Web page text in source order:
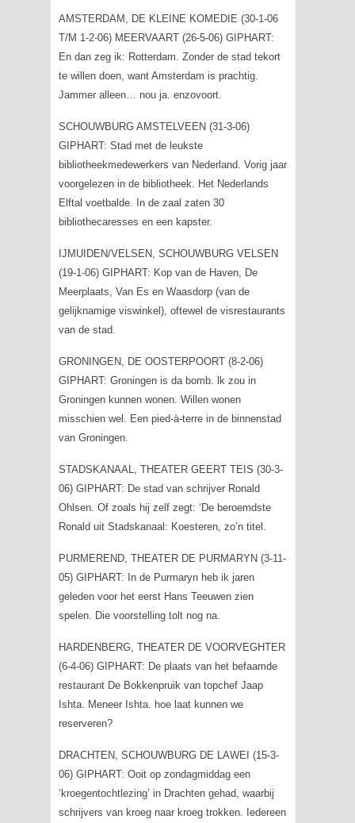
AMSTERDAM, DE KLEINE KOMEDIE (30-1-06
T/M 1-2-06) MEERVAART (26-5-06) GIPHART:
En dan zeg ik: Rotterdam. Zonder de stad tekort
te willen doen, want Amsterdam is prachtig.
Jammer alleen… nou ja. enzovoort.
SCHOUWBURG AMSTELVEEN (31-3-06)
GIPHART: Stad met de leukste
bibliotheekmedewerkers van Nederland. Vorig jaar
voorgelezen in de bibliotheek. Het Nederlands
Elftal voetbalde. In de zaal zaten 30
bibliothecaresses en een kapster.
IJMUIDEN/VELSEN, SCHOUWBURG VELSEN
(19-1-06) GIPHART: Kop van de Haven, De
Meerplaats, Van Es en Waasdorp (van de
gelijknamige viswinkel), oftewel de visrestaurants
van de stad.
GRONINGEN, DE OOSTERPOORT (8-2-06)
GIPHART: Groningen is da bomb. lk zou in
Groningen kunnen wonen. Willen wonen
misschien wel. Een pied-à-terre in de binnenstad
van Groningen.
STADSKANAAL, THEATER GEERT TEIS (30-3-
06) GIPHART: De stad van schrijver Ronald
Ohlsen. Of zoals hij zelf zegt: ‘De beroemdste
Ronald uit Stadskanaal: Koesteren, zo’n titel.
PURMEREND, THEATER DE PURMARYN (3-11-
05) GIPHART: In de Purmaryn heb ik jaren
geleden voor het eerst Hans Teeuwen zien
spelen. Die voorstelling tolt nog na.
HARDENBERG, THEATER DE VOORVEGHTER
(6-4-06) GIPHART: De plaats van het befaamde
restaurant De Bokkenpruik van topchef Jaap
Ishta. Meneer Ishta. hoe laat kunnen we
reserveren?
DRACHTEN, SCHOUWBURG DE LAWEI (15-3-
06) GIPHART: Ooit op zondagmiddag een
‘kroegentochtlezing’ in Drachten gehad, waarbij
schrijvers van kroeg naar kroeg trokken. Iedereen